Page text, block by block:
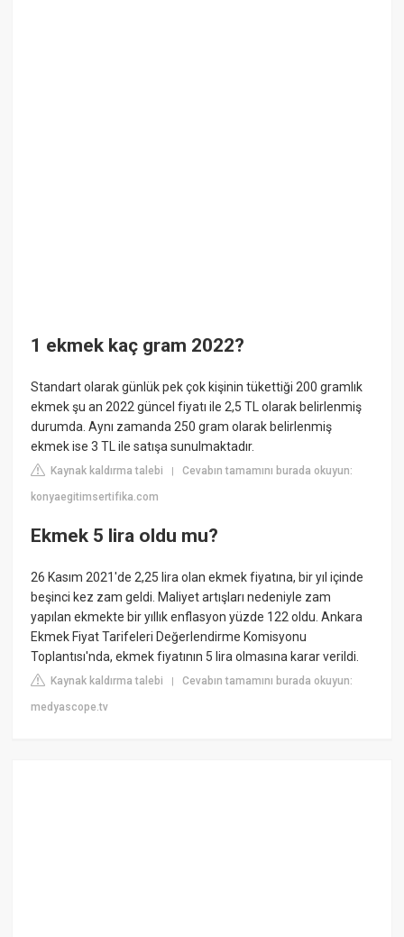
1 ekmek kaç gram 2022?
Standart olarak günlük pek çok kişinin tükettiği 200 gramlık
ekmek şu an 2022 güncel fiyatı ile 2,5 TL olarak belirlenmiş
durumda. Aynı zamanda 250 gram olarak belirlenmiş
ekmek ise 3 TL ile satışa sunulmaktadır.
Kaynak kaldırma talebi |Cevabın tamamını burada okuyun:
konyaegitimsertifika.com
Ekmek 5 lira oldu mu?
26 Kasım 2021'de 2,25 lira olan ekmek fiyatına, bir yıl içinde
beşinci kez zam geldi. Maliyet artışları nedeniyle zam
yapılan ekmekte bir yıllık enflasyon yüzde 122 oldu. Ankara
Ekmek Fiyat Tarifeleri Değerlendirme Komisyonu
Toplantısı'nda, ekmek fiyatının 5 lira olmasına karar verildi.
Kaynak kaldırma talebi |Cevabın tamamını burada okuyun:
medyascope.tv